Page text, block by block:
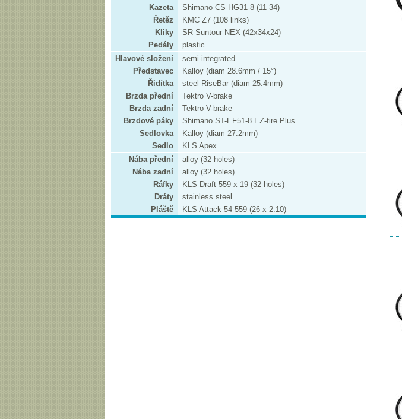
Kazeta
Shimano CS-HG31-8 (11-34)
Řetěz
KMC Z7 (108 links)
Kliky
SR Suntour NEX (42x34x24)
Pedály
plastic
Hlavové složení
semi-integrated
Představec
Kalloy (diam 28.6mm / 15°)
Řidítka
steel RiseBar (diam 25.4mm)
Brzda přední
Tektro V-brake
Brzda zadní
Tektro V-brake
Brzdové páky
Shimano ST-EF51-8 EZ-fire Plus
Sedlovka
Kalloy (diam 27.2mm)
Sedlo
KLS Apex
Nába přední
alloy (32 holes)
Nába zadní
alloy (32 holes)
Ráfky
KLS Draft 559 x 19 (32 holes)
Dráty
stainless steel
Pláště
KLS Attack 54-559 (26 x 2.10)